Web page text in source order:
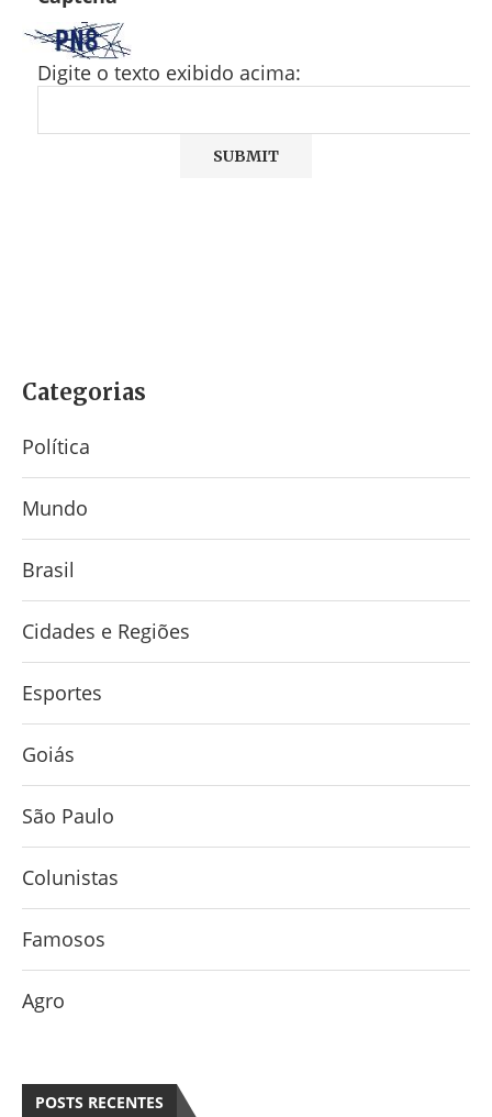
Digite o texto exibido acima:
Categorias
Política
Mundo
Brasil
Cidades e Regiões
Esportes
Goiás
São Paulo
Colunistas
Famosos
Agro
POSTS RECENTES